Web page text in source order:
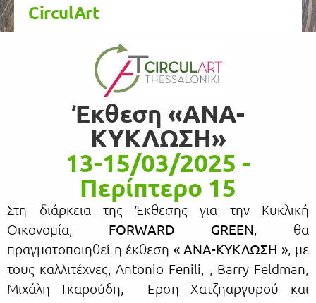
CirculArt
Έκθεση «ΑΝΑ-
ΚΥΚΛΩΣΗ»
13-15/03/2025 -
Περίπτερο 15
Στη διάρκεια της Έκθεσης για την Κυκλική
Οικονομία, FORWARD GREEN, θα
πραγματοποιηθεί η έκθεση « ΑΝΑ-ΚΥΚΛΩΣΗ », με
τους καλλιτέχνες, Antonio Fenili, , Barry Feldman,
Μιχάλη Γκαρούδη, Ερση Χατζηαργυρού και